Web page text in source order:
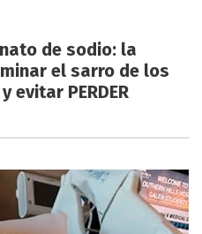
de sodio: la
el sarro de los
evitar PERDER